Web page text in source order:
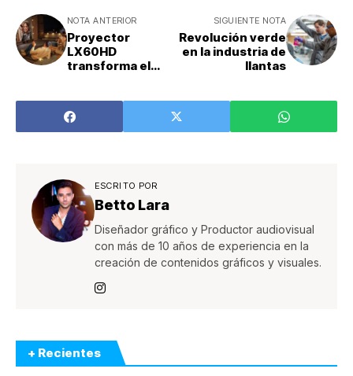
NOTA ANTERIOR
Proyector
LX60HD
transforma el
SIGUIENTE NOTA
Revolución verde
en la industria de
llantas
ESCRITO POR
Betto Lara
Diseñador gráfico y Productor audiovisual
con más de 10 años de experiencia en la
creación de contenidos gráficos y visuales.
+ Recientes